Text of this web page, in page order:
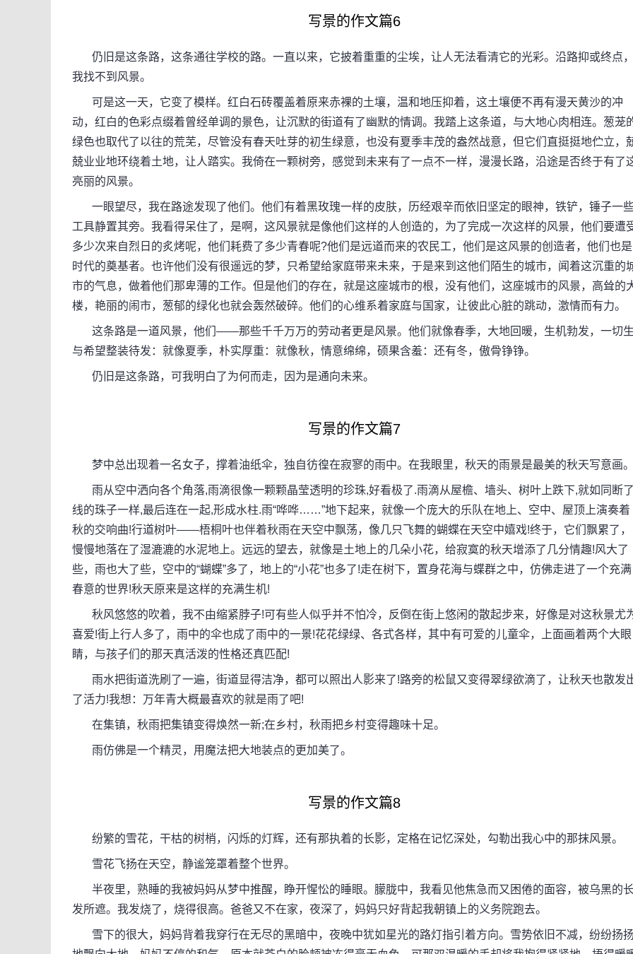
写景的作文篇6
仍旧是这条路，这条通往学校的路。一直以来，它披着重重的尘埃，让人无法看清它的光彩。沿路抑或终点，
我找不到风景。
可是这一天，它变了模样。红白石砖覆盖着原来赤裸的土壤，温和地压抑着，这土壤便不再有漫天黄沙的冲
动，红白的色彩点缀着曾经单调的景色，让沉默的街道有了幽默的情调。我踏上这条道，与大地心肉相连。葱茏
绿色也取代了以往的荒芜，尽管没有春天吐芽的初生绿意，也没有夏季丰茂的盎然战意，但它们直挺挺地伫立，
兢业业地环绕着土地，让人踏实。我倚在一颗树旁，感觉到未来有了一点不一样，漫漫长路，沿途是否终于有了
亮丽的风景。
一眼望尽，我在路途发现了他们。他们有着黑玫瑰一样的皮肤，历经艰辛而依旧坚定的眼神，铁铲，锤子一
工具静置其旁。我看得呆住了，是啊，这风景就是像他们这样的人创造的，为了完成一次这样的风景，他们要遭
多少次来自烈日的炙烤呢，他们耗费了多少青春呢?他们是远道而来的农民工，他们是这风景的创造者，他们也是
时代的奠基者。也许他们没有很遥远的梦，只希望给家庭带来未来，于是来到这他们陌生的城市，闻着这沉重的
市的气息，做着他们那卑薄的工作。但是他们的存在，就是这座城市的根，没有他们，这座城市的风景，高耸的
楼，艳丽的闹市，葱郁的绿化也就会轰然破碎。他们的心维系着家庭与国家，让彼此心脏的跳动，激情而有力。
这条路是一道风景，他们——那些千千万万的劳动者更是风景。他们就像春季，大地回暖，生机勃发，一切生
与希望整装待发：就像夏季，朴实厚重：就像秋，情意绵绵，硕果含羞：还有冬，傲骨铮铮。
仍旧是这条路，可我明白了为何而走，因为是通向未来。
写景的作文篇7
梦中总出现着一名女子，撑着油纸伞，独自彷徨在寂寥的雨中。在我眼里，秋天的雨景是最美的秋天写意画。
雨从空中洒向各个角落,雨滴很像一颗颗晶莹透明的珍珠,好看极了.雨滴从屋檐、墙头、树叶上跌下,就如同断了
线的珠子一样,最后连在一起,形成水柱.雨“哗哗……”地下起来，就像一个庞大的乐队在地上、空中、屋顶上演奏着
秋的交响曲!行道树叶——梧桐叶也伴着秋雨在天空中飘荡，像几只飞舞的蝴蝶在天空中嬉戏!终于，它们飘累了，
慢慢地落在了湿漉漉的水泥地上。远远的望去，就像是土地上的几朵小花，给寂寞的秋天增添了几分情趣!风大了
些，雨也大了些，空中的“蝴蝶”多了，地上的“小花”也多了!走在树下，置身花海与蝶群之中，仿佛走进了一个充满
春意的世界!秋天原来是这样的充满生机!
秋风悠悠的吹着，我不由缩紧脖子!可有些人似乎并不怕冷，反倒在街上悠闲的散起步来，好像是对这秋景尤
喜爱!街上行人多了，雨中的伞也成了雨中的一景!花花绿绿、各式各样，其中有可爱的儿童伞，上面画着两个大眼
睛，与孩子们的那天真活泼的性格还真匹配!
雨水把街道洗刷了一遍，街道显得洁净，都可以照出人影来了!路旁的松鼠又变得翠绿欲滴了，让秋天也散发
了活力!我想：万年青大概最喜欢的就是雨了吧!
在集镇，秋雨把集镇变得焕然一新;在乡村，秋雨把乡村变得趣味十足。
雨仿佛是一个精灵，用魔法把大地装点的更加美了。
写景的作文篇8
纷繁的雪花，干枯的树梢，闪烁的灯辉，还有那执着的长影，定格在记忆深处，勾勒出我心中的那抹风景。
雪花飞扬在天空，静谧笼罩着整个世界。
半夜里，熟睡的我被妈妈从梦中推醒，睁开惺忪的睡眼。朦胧中，我看见他焦急而又困倦的面容，被乌黑的长
发所遮。我发烧了，烧得很高。爸爸又不在家，夜深了，妈妈只好背起我朝镇上的义务院跑去。
雪下的很大，妈妈背着我穿行在无尽的黑暗中，夜晚中犹如星光的路灯指引着方向。雪势依旧不减，纷纷扬扬